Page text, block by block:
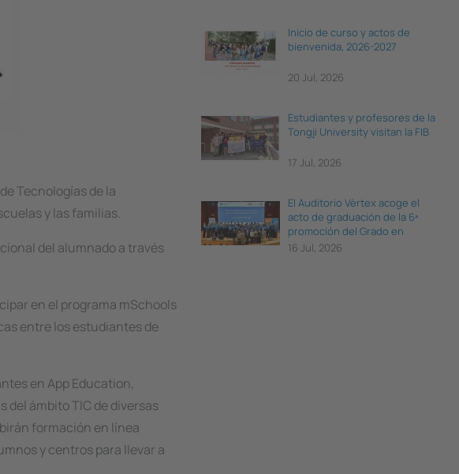
Tecnologías de la
y las familias.
del alumnado a través
en el programa mSchools
entre los estudiantes de
en App Education,
ámbito TIC de diversas
formación en línea
y centros para llevar a
Inicio de curso y actos de
bienvenida, 2026-2027
20 Jul, 2026
Estudiantes y profesores de la
Tongji University visitan la FIB
17 Jul, 2026
El Auditorio Vèrtex acoge el
acto de graduación de la 6ª
promoción del Grado en
Ciencia e Ingeniería de Datos
16 Jul, 2026